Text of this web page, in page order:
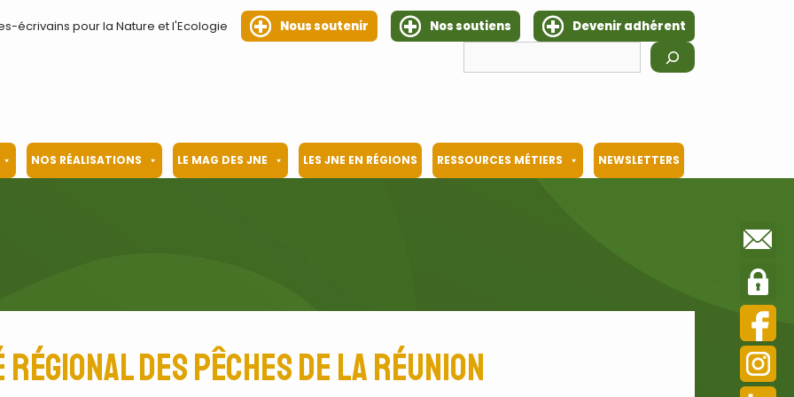
écrivains pour la Nature et l'Ecologie Nous soutenir Nos soutiens
Devenir adhérent
NOS RÉALISATIONS LE MAG DES JNE LES JNE EN RÉGIONS RESSOURCES MÉTIERS NEWSLETTERS
Régional des Pêches de la Réunion